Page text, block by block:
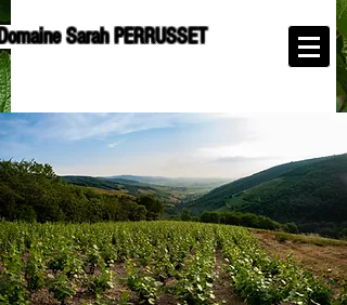
Sarah PERRUSSET